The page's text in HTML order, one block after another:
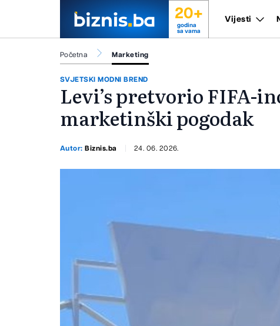
20+
godina
sa vama
Vijesti
Početna Marketing
SVJETSKI MODNI BREND
Levi’s pretvorio FIFA-
marketinški pogodak
Autor:Biznis.ba 24. 06. 2026.